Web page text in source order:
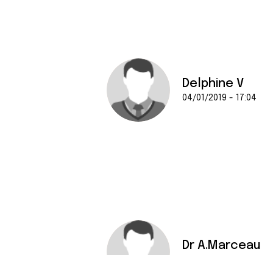
Delphine V
04/01/2019 - 17:04
Dr A.Marceau